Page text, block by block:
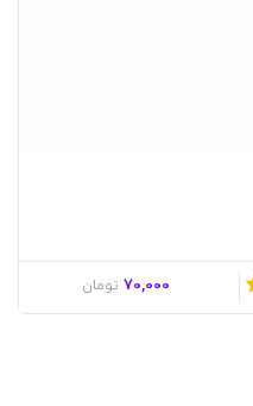
70,000 تومان